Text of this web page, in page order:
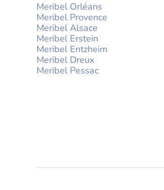
Meribel Orléans
Meribel Provence
Meribel Alsace
Meribel Erstein
Meribel Entzheim
Meribel Dreux
Meribel Pessac